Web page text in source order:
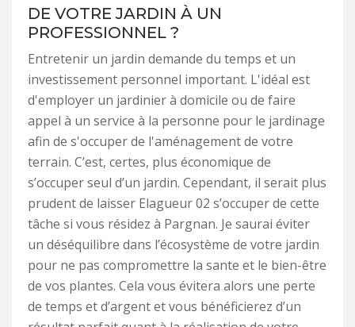
DE VOTRE JARDIN À UN
PROFESSIONNEL ?
Entretenir un jardin demande du temps et un
investissement personnel important. L'idéal est
d'employer un jardinier à domicile ou de faire
appel à un service à la personne pour le jardinage
afin de s'occuper de l'aménagement de votre
terrain. C’est, certes, plus économique de
s’occuper seul d’un jardin. Cependant, il serait plus
prudent de laisser Elagueur 02 s’occuper de cette
tâche si vous résidez à Pargnan. Je saurai éviter
un déséquilibre dans l’écosystème de votre jardin
pour ne pas compromettre la sante et le bien-être
de vos plantes. Cela vous évitera alors une perte
de temps et d’argent et vous bénéficierez d’un